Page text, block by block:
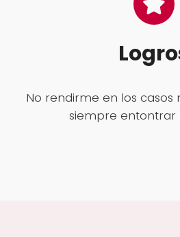
No rendirme en los casos
siempre entontrar